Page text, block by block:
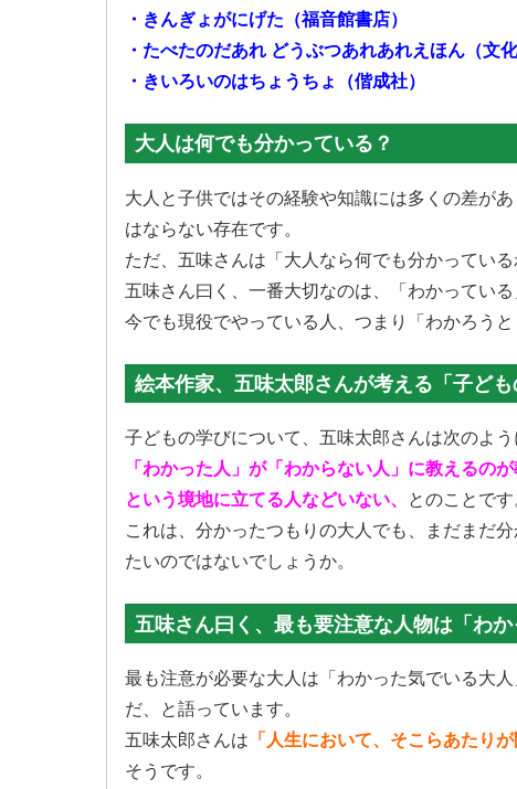
・きんぎょがにげた（福音館書店）
・たべたのだあれ どうぶつあれあれえほん（文化
・きいろいのはちょうちょ（偕成社）
大人は何でも分かっている？
大人と子供ではその経験や知識には多くの差が
はならない存在です。
ただ、五味さんは「大人なら何でも分かってい
五味さん曰く、一番大切なのは、「わかってい
今でも現役でやっている人、つまり「わかろうと
絵本作家、五味太郎さんが考える「子ども
子どもの学びについて、五味太郎さんは次のよう
「わかった人」が「わからない人」に教えるの
という境地に立てる人などいない、 とのことです
これは、分かったつもりの大人でも、まだまだ
たいのではないでしょうか。
五味さん曰く、最も要注意な人物は「わ
最も注意が必要な大人は「わかった気でいる大
だ、と語っています。
五味太郎さんは 「人生において、そこらあたり
そうです。